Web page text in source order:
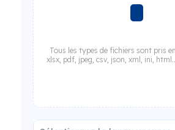
Tous les types de fichiers sont pris
xlsx, pdf, jpeg, csv, json, xml, ini,